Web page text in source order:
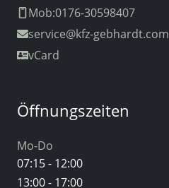
Mob:0176-30598407
service@kfz-gebhardt.com
vCard
Öffnungszeiten
Mo-Do
07:15 - 12:00
13:00 - 17:00